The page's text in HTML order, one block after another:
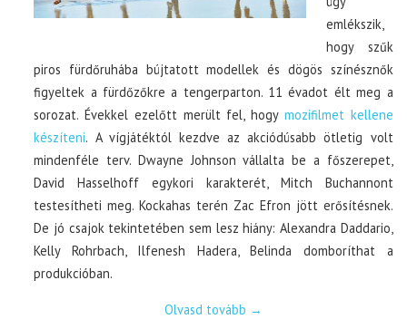
emlékszik,
hogy szűk
piros fürdőruhába bújtatott modellek és dögös színésznők
figyeltek a fürdőzőkre a tengerparton. 11 évadot élt meg a
sorozat. Évekkel ezelőtt merült fel, hogy mozifilmet kellene
készíteni. A vígjátéktól kezdve az akciódúsabb ötletig volt
mindenféle terv. Dwayne Johnson vállalta be a főszerepet,
David Hasselhoff egykori karakterét, Mitch Buchannont
testesítheti meg. Kockahas terén Zac Efron jött erősítésnek.
De jó csajok tekintetében sem lesz hiány: Alexandra Daddario,
Kelly Rohrbach, Ilfenesh Hadera, Belinda domboríthat a
produkcióban.
Olvasd tovább →